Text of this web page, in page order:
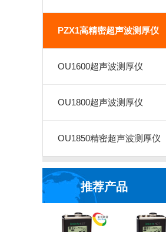
PZX1高精密超声波测厚仪
OU1600超声波测厚仪
OU1800超声波测厚仪
OU1850精密超声波测厚仪
推荐产品